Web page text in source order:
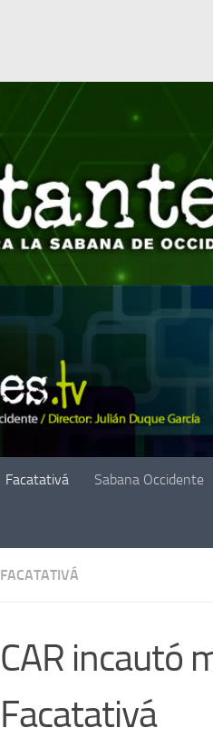
Facatativá Sabana Occidente
FACATATIVÁ
CAR incautó
Facatativá